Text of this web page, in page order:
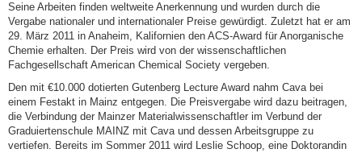
Seine Arbeiten finden weltweite Anerkennung und wurden durch die
Vergabe nationaler und internationaler Preise gewürdigt. Zuletzt hat er am
29. März 2011 in Anaheim, Kalifornien den ACS-Award für Anorganische
Chemie erhalten. Der Preis wird von der wissenschaftlichen
Fachgesellschaft American Chemical Society vergeben.
Den mit €10.000 dotierten Gutenberg Lecture Award nahm Cava bei
einem Festakt in Mainz entgegen. Die Preisvergabe wird dazu beitragen,
die Verbindung der Mainzer Materialwissenschaftler im Verbund der
Graduiertenschule MAINZ mit Cava und dessen Arbeitsgruppe zu
vertiefen. Bereits im Sommer 2011 wird Leslie Schoop, eine Doktorandin